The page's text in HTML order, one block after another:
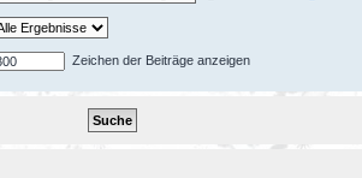
Zeichen der Beiträge anzeigen